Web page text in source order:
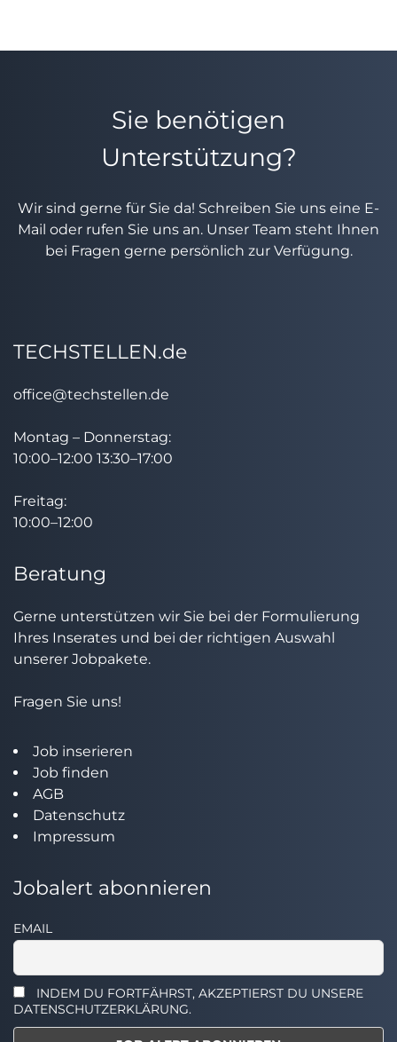
Sie benötigen
Unterstützung?
Wir sind gerne für Sie da! Schreiben Sie uns eine E-
Mail oder rufen Sie uns an. Unser Team steht Ihnen
bei Fragen gerne persönlich zur Verfügung.
TECHSTELLEN.de
office@techstellen.de
Montag – Donnerstag:
10:00–12:00 13:30–17:00
Freitag:
10:00–12:00
Beratung
Gerne unterstützen wir Sie bei der Formulierung
Ihres Inserates und bei der richtigen Auswahl
unserer Jobpakete.
Fragen Sie uns!
Job inserieren
Job finden
AGB
Datenschutz
Impressum
Jobalert abonnieren
EMAIL
INDEM DU FORTFÄHRST, AKZEPTIERST DU UNSERE
DATENSCHUTZERKLÄRUNG.